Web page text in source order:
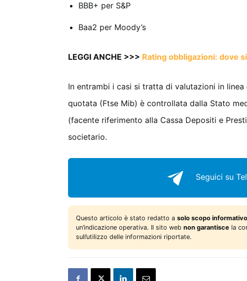
BBB+ per S&P
Baa2 per Moody’s
LEGGI ANCHE >>> Rating obbligazioni: dove
In entrambi i casi si tratta di valutazioni in
quotata (Ftse Mib) è controllata dalla Stato
(facente riferimento alla Cassa Depositi e
societario.
Seguici su
Questo articolo è stato redatto a solo scopo informativo
un’indicazione operativa. Il sito web non garantisce la
sull’utilizzo delle informazioni riportate.